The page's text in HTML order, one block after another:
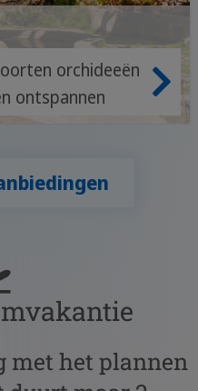
orchideeën
ontspannen
bossen,
met het plannen